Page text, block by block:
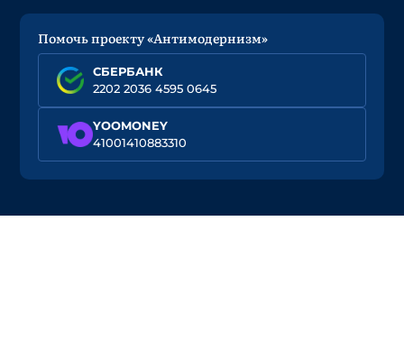
Помочь проекту «Антимодернизм»
СБЕРБАНК
2202 2036 4595 0645
YOOMONEY
41001410883310